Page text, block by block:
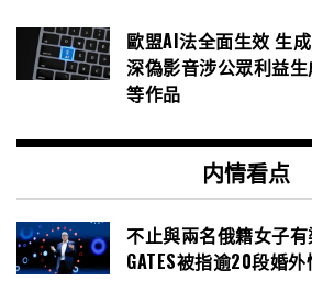
歐盟AI法全面生效 生
深偽影音涉公眾利益
等作品
内情看点
不止與兩名俄籍女子
GATES被指逾20段婚外